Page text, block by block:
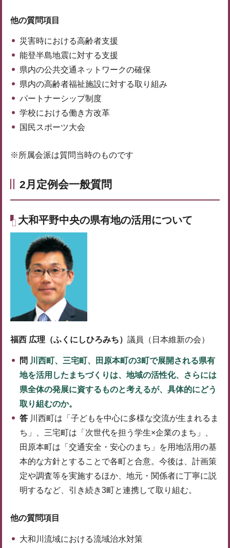
他の質問項目
災害時における高齢者支援
能登半島地震に対する支援
県内の公共交通ネットワークの確保
県内の高齢者福祉施設に対する取り組み
パートナーシップ制度
学校における働き方改革
国民スポーツ大会
※所属会派は質問当時のものです
2月定例会一般質問
大和平野中央の県有地の活用について
福西 広理（ふくにしひろみち） 議員（日本維新の会）
問 川西町、三宅町、田原本町の3町で展開される県有
地を活用したまちづくりは、地域の活性化、さらには
県全体の発展に資するものと考えるが、具体的にどう
取り組むのか。
答 川西町は「子どもを中心に多様な交流が生まれるま
ち」、三宅町は「次世代を担う学生×企業のまち」、
田原本町は「交通安全・安心のまち」を用地活用の基
本的な方針とすることで各町と合意。今後は、計画策
定や調査等を実施するほか、地元・関係者に丁寧に説
明するなど、引き続き3町と連携して取り組む。
他の質問項目
大和川流域における流域治水対策